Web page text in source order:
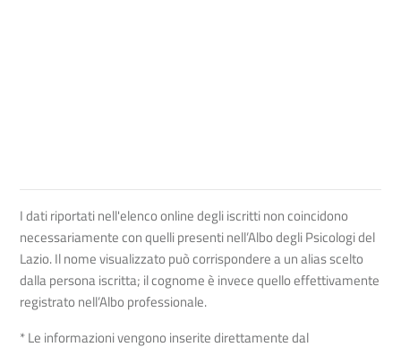
I dati riportati nell'elenco online degli iscritti non coincidono
necessariamente con quelli presenti nell’Albo degli Psicologi del
Lazio. Il nome visualizzato può corrispondere a un alias scelto
dalla persona iscritta; il cognome è invece quello effettivamente
registrato nell’Albo professionale.
* Le informazioni vengono inserite direttamente dal